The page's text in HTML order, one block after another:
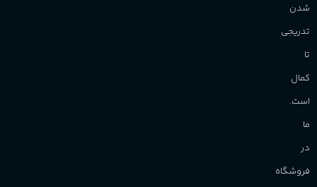
شدن
تدریجی
تا
کمال
است.
ما
در
فروشگاه